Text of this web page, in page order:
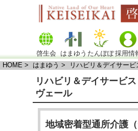
啓生会 はまゆう たんぽぽ採用情
HOME > はまゆう > リハビリ＆デイサー
リハビリ＆デイサービ
ヴェール
地域密着型通所介護